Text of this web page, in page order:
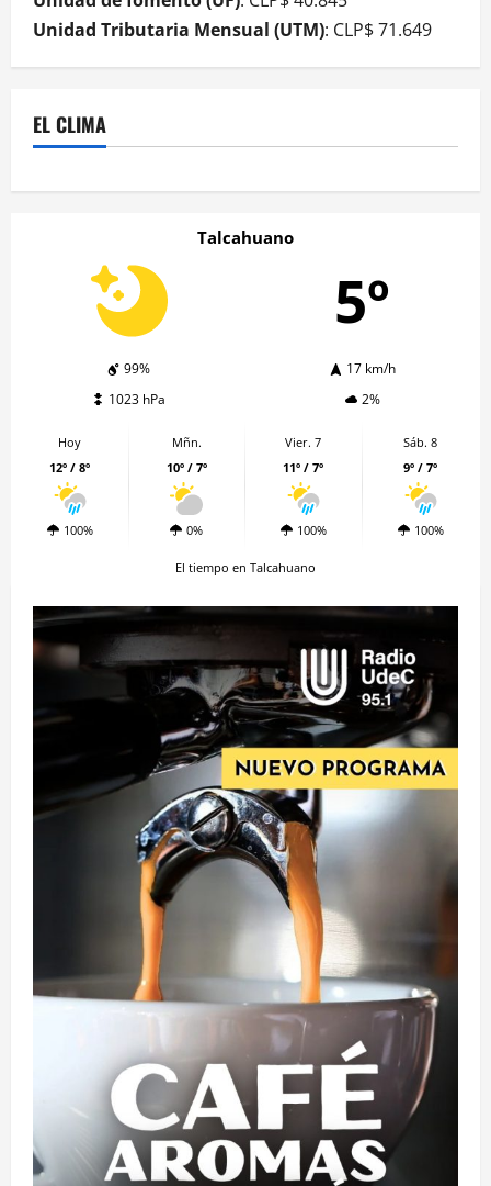
Unidad Tributaria Mensual (UTM): CLP$ 71.649
EL CLIMA
Talcahuano
5º
99%
17 km/h
1023 hPa
2%
Hoy
12º / 8º
100%
Mñn.
10º / 7º
0%
Vier. 7
11º / 7º
100%
Sáb. 8
9º / 7º
100%
El tiempo en Talcahuano